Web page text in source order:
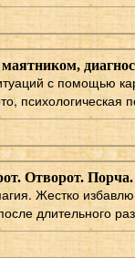
с помощью
психологическая
Отворот. Порча.
Жестко
длительного